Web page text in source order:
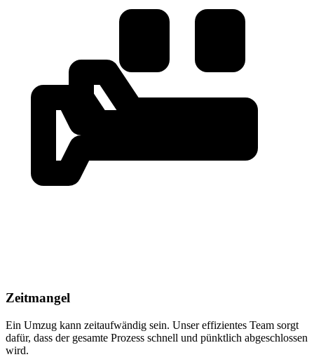
Zeitmangel
Ein Umzug kann zeitaufwändig sein. Unser effizientes Team sorgt
dafür, dass der gesamte Prozess schnell und pünktlich abgeschlossen
wird.